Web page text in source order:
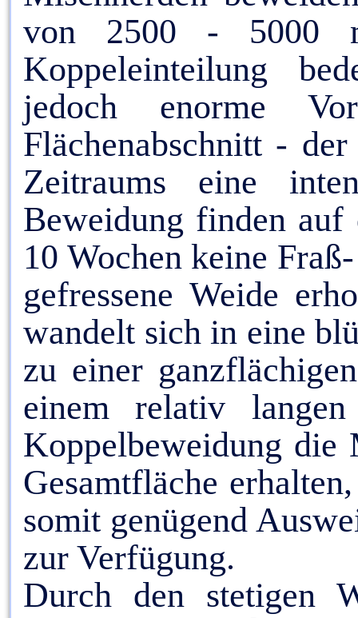
von 2500 - 5000
Koppeleinteilung
jedoch enorme
Flächenabschnitt -
Zeitraums eine
Beweidung finden auf
10 Wochen keine
gefressene Weide
wandelt sich in eine
zu einer
einem relativ
Koppelbeweidung die
Gesamtfläche
somit genügend
zur Verfügung.
Durch den stetigen